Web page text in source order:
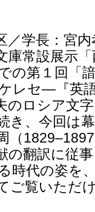
／学長：宮
庫常設展示
の第１回「
レセ―『英
ロシア文
き、今回は
（
の翻訳に従
時代の姿を
ご覧いただ